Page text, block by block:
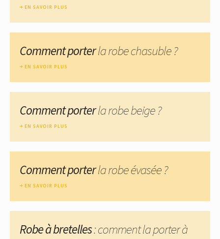
EN SAVOIR PLUS
Comment porterla robe chasuble ?
EN SAVOIR PLUS
Comment porterla robe beige ?
EN SAVOIR PLUS
Comment porterla robe évasée ?
EN SAVOIR PLUS
Robe à bretelles: comment la porter à